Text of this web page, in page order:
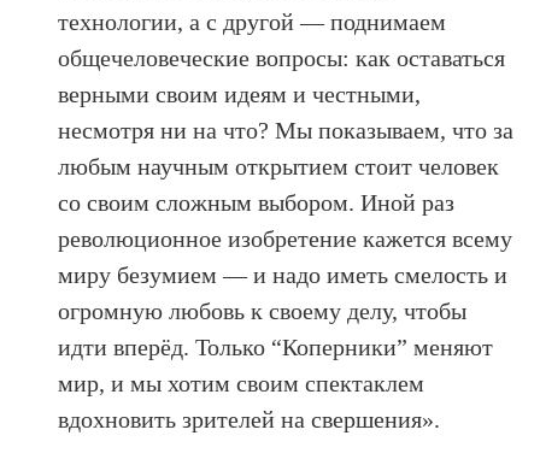
технологии, а с другой — поднимаем
общечеловеческие вопросы: как оставаться
верными своим идеям и честными,
несмотря ни на что? Мы показываем, что за
любым научным открытием стоит человек
со своим сложным выбором. Иной раз
революционное изобретение кажется всему
миру безумием — и надо иметь смелость и
огромную любовь к своему делу, чтобы
идти вперёд. Только “Коперники” меняют
мир, и мы хотим своим спектаклем
вдохновить зрителей на свершения».